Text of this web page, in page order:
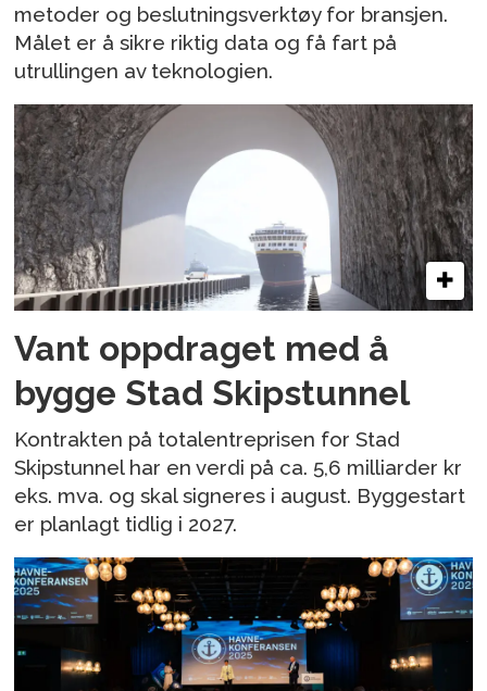
metoder og beslutningsverktøy for bransjen.
Målet er å sikre riktig data og få fart på
utrullingen av teknologien.
Vant oppdraget med å
bygge Stad Skipstunnel
Kontrakten på totalentreprisen for Stad
Skipstunnel har en verdi på ca. 5,6 milliarder kr
eks. mva. og skal signeres i august. Byggestart
er planlagt tidlig i 2027.